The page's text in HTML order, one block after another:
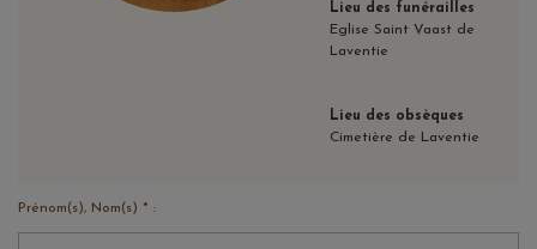
Lieu des funérailles
Eglise Saint Vaast de
Laventie
Lieu des obsèques
Cimetière de Laventie
Prénom(s), Nom(s) * :